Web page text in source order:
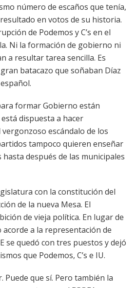
número de escaños que tenía,
en votos de su historia.
de Podemos y C’s en el
Ni la formación de gobierno ni
a resultar tarea sencilla. Es
batacazo que soñaban Díaz
formar Gobierno están
dispuesta a hacer
escándalo de los
tampoco quieren enseñar
después de las municipales
con la constitución del
de la nueva Mesa. El
de vieja política. En lugar de
a la representación de
se quedó con tres puestos y dejó
que Podemos, C’s e IU.
Puede que sí. Pero también la